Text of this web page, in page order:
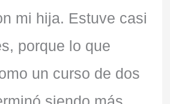
mi hija. Estuve casi
porque lo que
un curso de dos